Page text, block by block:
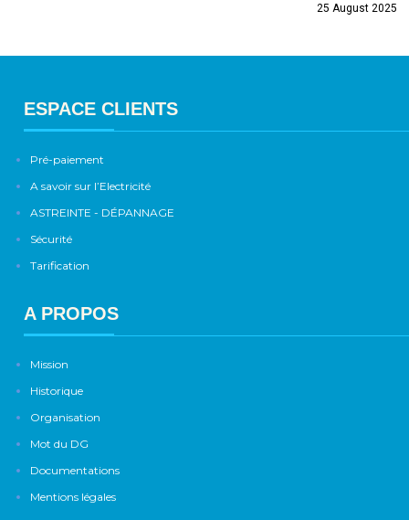
25 August 2025
ESPACE CLIENTS
Pré-paiement
A savoir sur l’Electricité
ASTREINTE - DÉPANNAGE
Sécurité
Tarification
A PROPOS
Mission
Historique
Organisation
Mot du DG
Documentations
Mentions légales